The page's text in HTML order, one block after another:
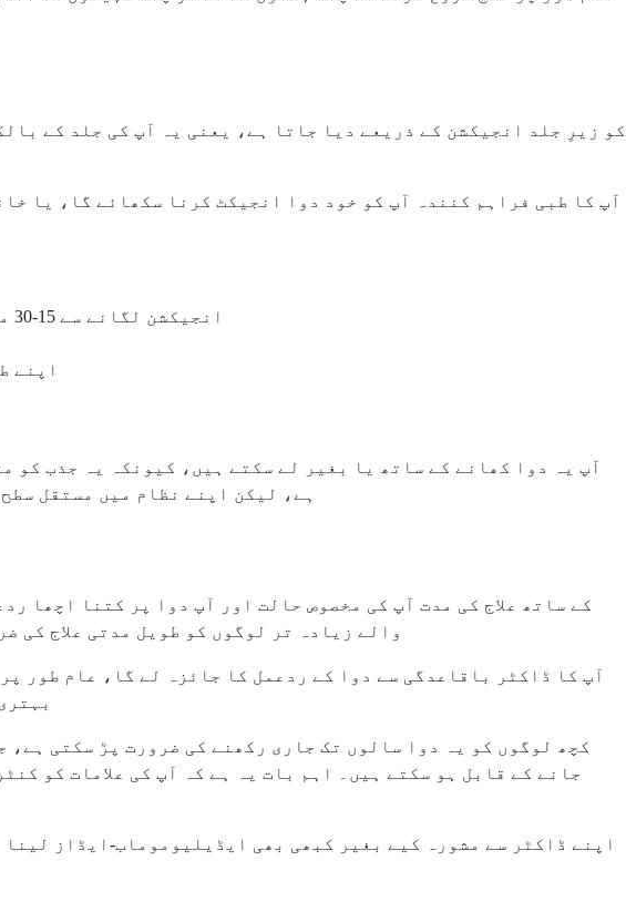
آپ کا طبی فراہم کنندہ آپ کو خود دوا انجیکٹ کرنا سکھائے گا، یا
انجیکشن لگانے سے 15-30 منٹ پہلے دوا کو ریفریجریٹر سے نکال لیں تاکہ اسے کمرے کے درجہ حرارت تک پہنچنے دیا جائے
اپنے
آپ یہ دوا کھانے کے ساتھ یا بغیر لے سکتے ہیں، کیونکہ یہ جذب
ہے، لیکن اپنے نظام میں مستقل
والے زیادہ تر لوگوں کو طویل مدتی علاج کی
کچھ لوگوں کو یہ دوا سالوں تک جاری رکھنے کی ضرورت پڑ سکتی ہے،
جانے کے قابل ہو سکتے ہیں۔ اہم بات یہ ہے کہ آپ کی علامات کو
اپنے ڈاکٹر سے مشورہ کیے بغیر کبھی بھی ایڈیلیوموماب-ایڈاز